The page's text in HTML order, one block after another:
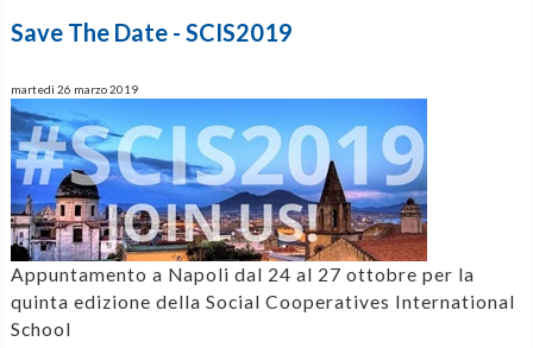
Save The Date - SCIS2019
martedì 26 marzo 2019
Appuntamento a Napoli dal 24 al 27 ottobre per la
quinta edizione della Social Cooperatives International
School